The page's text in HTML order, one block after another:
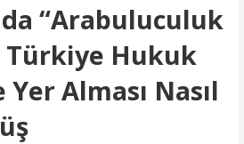
“Arabuluculuk
Hukuk
Alması Nasıl